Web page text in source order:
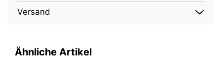
Versand
Ähnliche Artikel